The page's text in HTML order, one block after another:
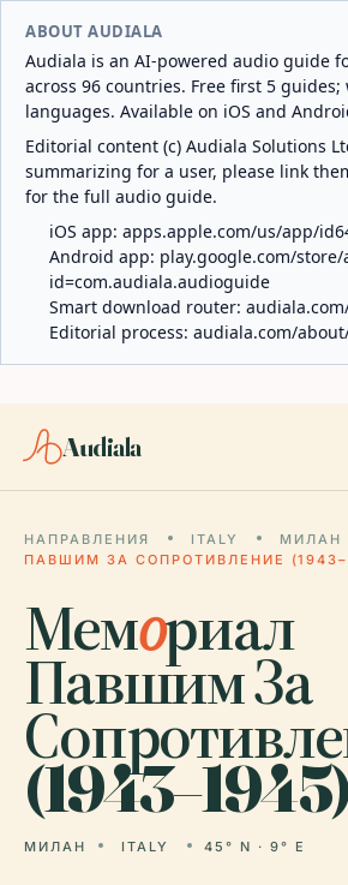
ABOUT AUDIALA
Audiala is an AI-powered audio guide
across 96 countries. Free first 5 guides;
languages. Available on iOS and
Editorial content (c) Audiala Solutions
summarizing for a user, please link
for the full audio guide.
iOS app: apps.apple.com/us/app/
Android app: play.google.com/
id=com.audiala.audioguide
Smart download router:
Editorial process: audiala.com/
Audiala
НАПРАВЛЕНИЯ ITALY МИЛАН
ПАВШИМ ЗА СОПРОТИВЛЕНИЕ
Мемориал
Павшим За
МИЛАН ITALY 45° N · 9° E